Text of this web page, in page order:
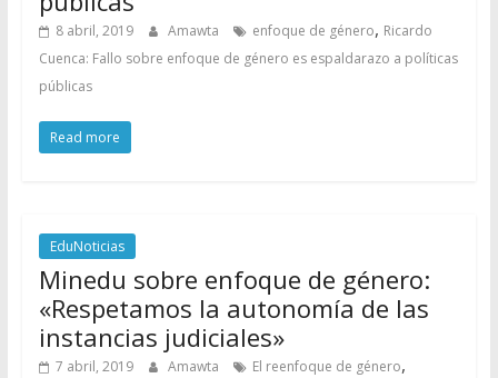
8 abril, 2019 Amawta enfoque de género, Ricardo
Cuenca: Fallo sobre enfoque de género es espaldarazo a políticas
públicas
Read more
EduNoticias
Minedu sobre enfoque de género:
«Respetamos la autonomía de las
instancias judiciales»
7 abril, 2019 Amawta El reenfoque de género,